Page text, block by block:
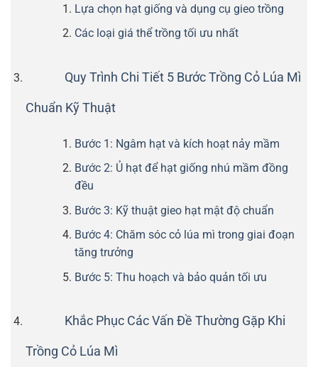
Lựa chọn hạt giống và dụng cụ gieo trồng
Các loại giá thể trồng tối ưu nhất
Quy Trình Chi Tiết 5 Bước Trồng Cỏ Lúa Mì
Chuẩn Kỹ Thuật
Bước 1: Ngâm hạt và kích hoạt nảy mầm
Bước 2: Ủ hạt để hạt giống nhú mầm đồng
đều
Bước 3: Kỹ thuật gieo hạt mật độ chuẩn
Bước 4: Chăm sóc cỏ lúa mì trong giai đoạn
tăng trưởng
Bước 5: Thu hoạch và bảo quản tối ưu
Khắc Phục Các Vấn Đề Thường Gặp Khi
Trồng Cỏ Lúa Mì